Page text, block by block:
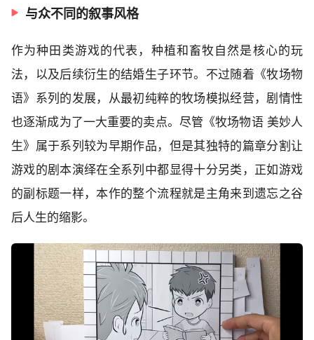
与众不同的叙事风格
作为种田类游戏的代表，种植和畜牧自然是核心的玩
法，以及后续衍生的结婚生子环节。不过随着《牧场物
语》系列的发展，从最初纯粹的牧场模拟经营，剧情性
也逐渐成为了一大重要的卖点。尽管《牧场物语 美妙人
生》属于系列较为早期作品，但是其独特的篇章分割让
游戏的剧本演绎在全系列中都显得十分另类，正如游戏
的副标题一样，本作的整个流程就是主角来到遗忘之谷
后人生的缩影。